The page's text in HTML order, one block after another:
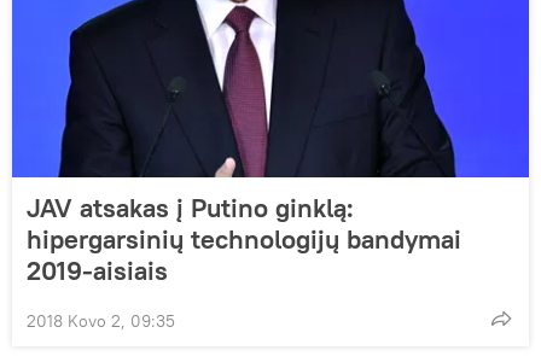
JAV atsakas į Putino ginklą:
hipergarsinių technologijų bandymai
2019-aisiais
2018 Kovo 2, 09:35